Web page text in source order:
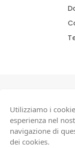
Utilizziamo i
esperienza nel
navigazione di
dei cookies.